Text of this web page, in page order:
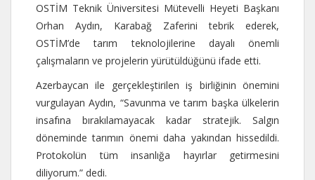
OSTİM Teknik Üniversitesi Mütevelli Heyeti Başkanı
Orhan Aydın, Karabağ Zaferini tebrik ederek,
OSTİM’de tarım teknolojilerine dayalı önemli
çalışmaların ve projelerin yürütüldüğünü ifade etti.
Azerbaycan ile gerçekleştirilen iş birliğinin önemini
vurgulayan Aydın, “Savunma ve tarım başka ülkelerin
insafına bırakılamayacak kadar stratejik. Salgın
döneminde tarımın önemi daha yakından hissedildi.
Protokolün tüm insanlığa hayırlar getirmesini
diliyorum.” dedi.